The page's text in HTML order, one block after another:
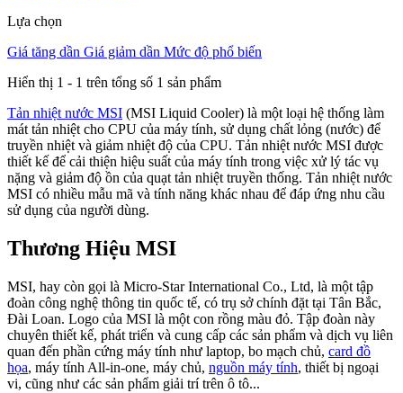
Lựa chọn
Giá tăng dần Giá giảm dần Mức độ phổ biến
Hiển thị 1 - 1 trên tổng số 1 sản phẩm
Tản nhiệt nước MSI (MSI Liquid Cooler) là một loại hệ thống làm
mát tản nhiệt cho CPU của máy tính, sử dụng chất lỏng (nước) để
truyền nhiệt và giảm nhiệt độ của CPU. Tản nhiệt nước MSI được
thiết kế để cải thiện hiệu suất của máy tính trong việc xử lý tác vụ
nặng và giảm độ ồn của quạt tản nhiệt truyền thống. Tản nhiệt nước
MSI có nhiều mẫu mã và tính năng khác nhau để đáp ứng nhu cầu
sử dụng của người dùng.
Thương Hiệu MSI
MSI, hay còn gọi là Micro-Star International Co., Ltd, là một tập
đoàn công nghệ thông tin quốc tế, có trụ sở chính đặt tại Tân Bắc,
Đài Loan. Logo của MSI là một con rồng màu đỏ. Tập đoàn này
chuyên thiết kế, phát triển và cung cấp các sản phẩm và dịch vụ liên
quan đến phần cứng máy tính như laptop, bo mạch chủ, card đồ
họa, máy tính All-in-one, máy chủ, nguồn máy tính, thiết bị ngoại
vi, cũng như các sản phẩm giải trí trên ô tô...